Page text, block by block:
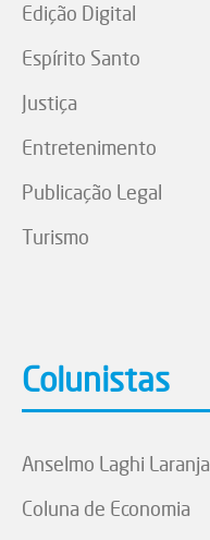
Edição Digital
Espírito Santo
Justiça
Entretenimento
Publicação Legal
Turismo
Colunistas
Anselmo Laghi Laranja
Coluna de Economia